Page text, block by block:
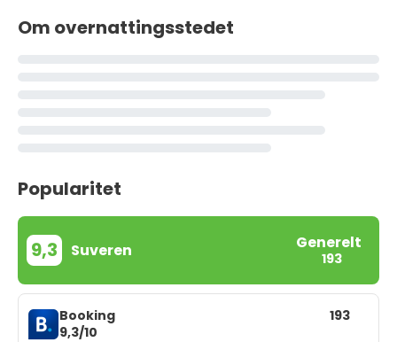
Om overnattingsstedet
Popularitet
9,3 Suveren Generelt
193
Booking
9,3/10
193